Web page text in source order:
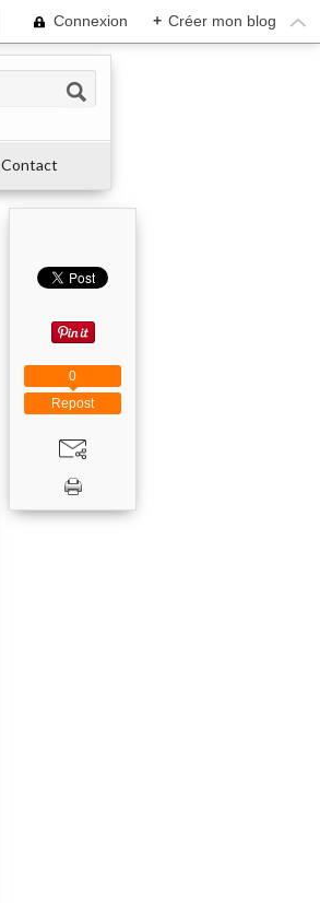
Connexion + Créer mon blog
Contact
Repost
0